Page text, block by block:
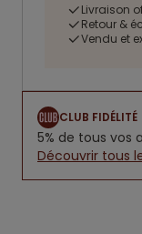
Livraison
Retour &
Vendu et
CLUB FIDÉLITÉ
5% de tous vos
Découvrir tous